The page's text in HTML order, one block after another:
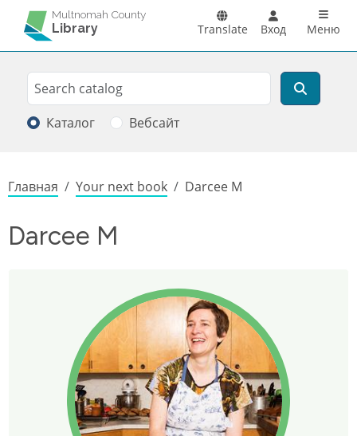
Перейти к основному содержанию
Multnomah County
Library Translate Вход Main
Меню
Search
Поиск
Каталог Вебсайт
Строка навигации
Главная Your next book Darcee M
Darcee M